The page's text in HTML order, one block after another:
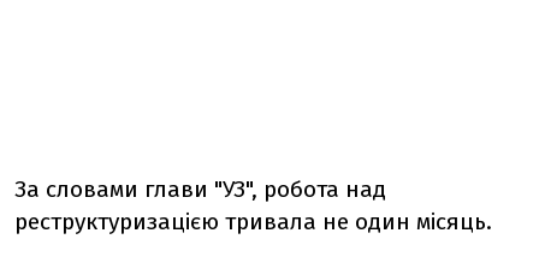
За словами глави "УЗ", робота над
реструктуризацією тривала не один місяць.